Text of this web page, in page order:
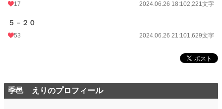
17 2024.06.26 18:102,221文字
５－２０
53 2024.06.26 21:101,629文字
季邑 えりのプロフィール